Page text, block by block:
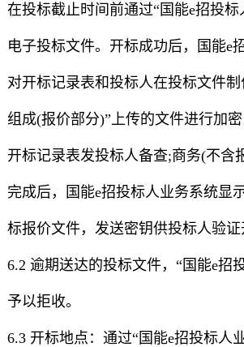
在投标截止时间前通过“国能e招投标
电子投标文件。开标成功后，国能e
对开标记录表和投标人在投标文件
组成(报价部分)”上传的文件进行加
开标记录表发投标人备查;商务(不含
完成后，国能e招投标人业务系统显
标报价文件，发送密钥供投标人验证
6.2 逾期送达的投标文件，“国能e招
予以拒收。
6.3 开标地点：通过“国能e招投标人